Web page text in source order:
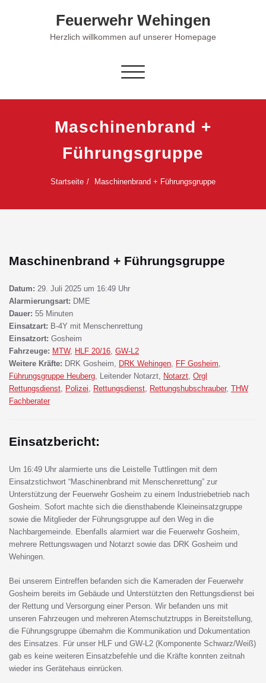
Feuerwehr Wehingen
Herzlich willkommen auf unserer Homepage
Schalte Navigation
Maschinenbrand +
Führungsgruppe
Startseite Maschinenbrand + Führungsgruppe
Maschinenbrand + Führungsgruppe
Datum: 29. Juli 2025 um 16:49 Uhr
Alarmierungsart: DME
Dauer: 55 Minuten
Einsatzart: B-4Y mit Menschenrettung
Einsatzort: Gosheim
Fahrzeuge: MTW, HLF 20/16, GW-L2
Weitere Kräfte: DRK Gosheim, DRK Wehingen, FF Gosheim,
Führungsgruppe Heuberg, Leitender Notarzt, Notarzt, Orgl
Rettungsdienst, Polizei, Rettungsdienst, Rettungshubschrauber, THW
Fachberater
Einsatzbericht:
Um 16:49 Uhr alarmierte uns die Leistelle Tuttlingen mit dem
Einsatzstichwort “Maschinenbrand mit Menschenrettung” zur
Unterstützung der Feuerwehr Gosheim zu einem Industriebetrieb nach
Gosheim. Sofort machte sich die diensthabende Kleineinsatzgruppe
sowie die Mitglieder der Führungsgruppe auf den Weg in die
Nachbargemeinde. Ebenfalls alarmiert war die Feuerwehr Gosheim,
mehrere Rettungswagen und Notarzt sowie das DRK Gosheim und
Wehingen.
Bei unserem Eintreffen befanden sich die Kameraden der Feuerwehr
Gosheim bereits im Gebäude und Unterstützten den Rettungsdienst bei
der Rettung und Versorgung einer Person. Wir befanden uns mit
unseren Fahrzeugen und mehreren Atemschutztrupps in Bereitstellung,
die Führungsgruppe übernahm die Kommunikation und Dokumentation
des Einsatzes. Für unser HLF und GW-L2 (Komponente Schwarz/Weiß)
gab es keine weiteren Einsatzbefehle und die Kräfte konnten zeitnah
wieder ins Gerätehaus einrücken.